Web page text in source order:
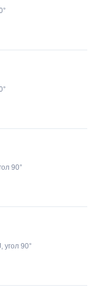
90°
угол 90°